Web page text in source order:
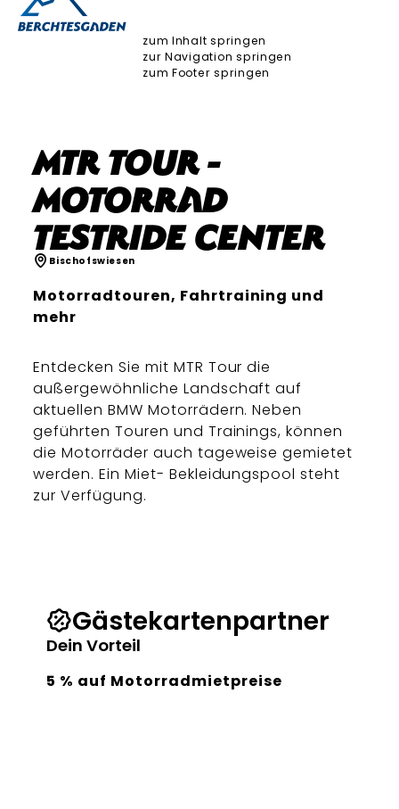
zum Inhalt springen
zur Navigation springen
zum Footer springen
MTR Tour -
Motorrad
Testride Center
Bischofswiesen
Motorradtouren, Fahrtraining und
mehr
Entdecken Sie mit MTR Tour die
außergewöhnliche Landschaft auf
aktuellen BMW Motorrädern. Neben
geführten Touren und Trainings, können
die Motorräder auch tageweise gemietet
werden. Ein Miet- Bekleidungspool steht
zur Verfügung.
Gästekartenpartner
Dein Vorteil
5 % auf Motorradmietpreise